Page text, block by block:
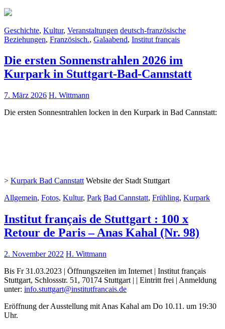
Geschichte, Kultur, Veranstaltungen deutsch-französische
Beziehungen, Französisch., Galaabend, Institut français
Die ersten Sonnenstrahlen 2026 im
Kurpark in Stuttgart-Bad-Cannstatt
7. März 2026 H. Wittmann
Die ersten Sonnesntrahlen locken in den Kurpark in Bad Cannstatt:
> Kurpark Bad Cannstatt Website der Stadt Stuttgart
Allgemein, Fotos, Kultur, Park Bad Cannstatt, Frühling, Kurpark
Institut français de Stuttgart : 100 x
Retour de Paris – Anas Kahal (Nr. 98)
2. November 2022 H. Wittmann
Bis Fr 31.03.2023 | Öffnungszeiten im Internet | Institut français
Stuttgart, Schlossstr. 51, 70174 Stuttgart | | Eintritt frei | Anmeldung
unter: info.stuttgart@institutfrancais.de
Eröffnung der Ausstellung mit Anas Kahal am Do 10.11. um 19:30
Uhr.